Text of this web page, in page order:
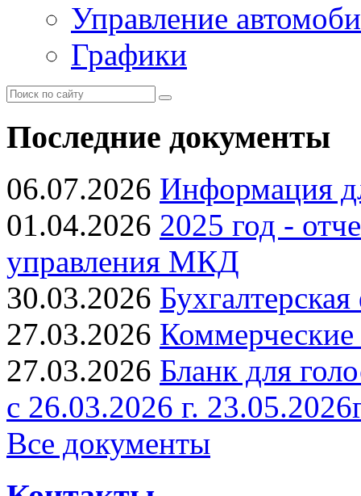
Управление
Графики
Последние документы
06.07.2026 Информация
01.04.2026 2025 год -
управления МКД
30.03.2026
27.03.2026
27.03.2026 Бланк для
с 26.03.2026 г.
Все документы